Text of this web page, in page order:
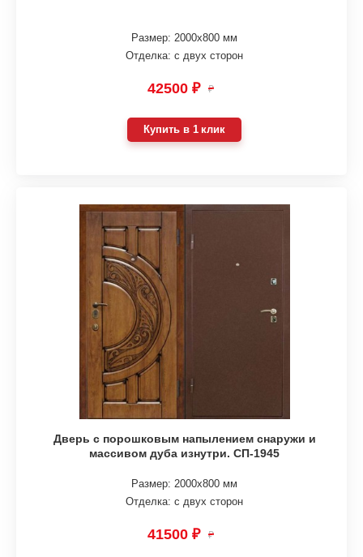
Размер: 2000х800 мм
Отделка: с двух сторон
42500 ₽ ₽
Купить в 1 клик
Дверь с порошковым напылением снаружи и
массивом дуба изнутри. СП-1945
Размер: 2000х800 мм
Отделка: с двух сторон
41500 ₽ ₽